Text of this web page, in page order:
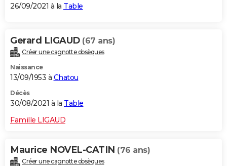
26/09/2021 à la Table
Gerard LIGAUD (67 ans)
Créer une cagnotte obsèques
Naissance
13/09/1953 à Chatou
Décès
30/08/2021 à la Table
Famille LIGAUD
Maurice NOVEL-CATIN (76 ans)
Créer une cagnotte obsèques